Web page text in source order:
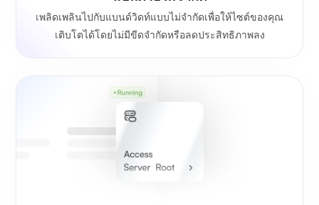
เพลิดเพลินไปกับแบนด์วิดท์แบบไม่จำกัดเพื่อให้ไซต์ของคุณ
เติบโตได้โดยไม่มีขีดจำกัดหรือลดประสิทธิภาพลง